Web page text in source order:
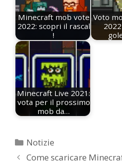
Minecraft mob vote
2022: scopri il rascal
!
Voto
Minecraft Live 2021:
vota per il prossimo
mob da…
Categorie
Notizie
Come scaricare